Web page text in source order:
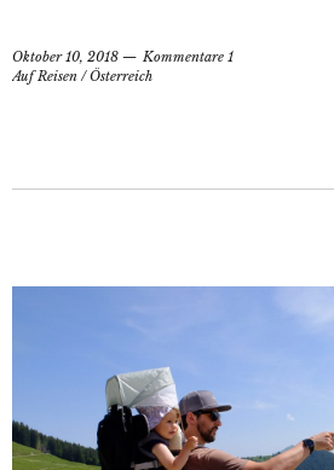
Oktober 10, 2018
Kommentare 1
Auf Reisen /Österreich